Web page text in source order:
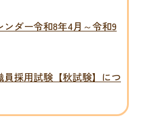
ダー令和8年4月～令和9
員採用試験【秋試験】につ